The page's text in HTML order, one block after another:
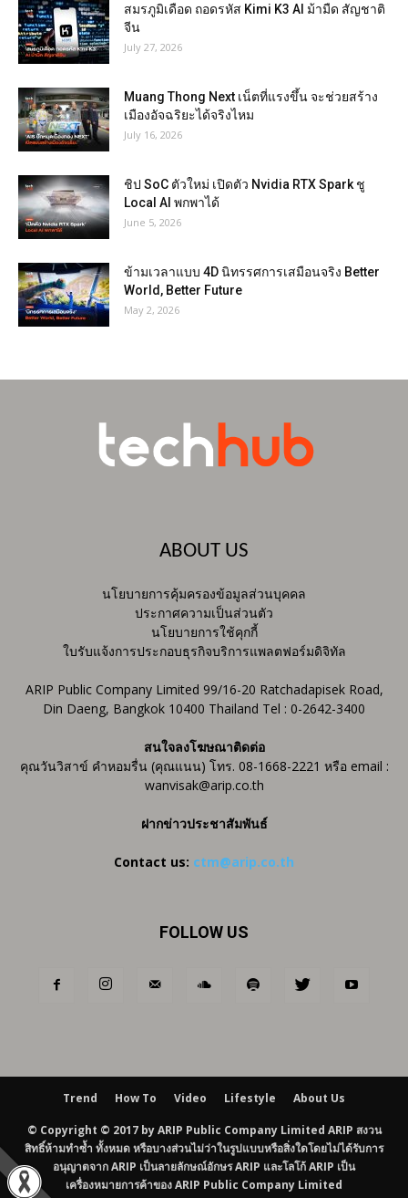
สมรภูมิเดือด ถอดรหัส Kimi K3 AI ม้ามืด สัญชาติ
จีน
July 27, 2026
Muang Thong Next เน็ตที่แรงขึ้น จะช่วยสร้าง
เมืองอัจฉริยะได้จริงไหม
July 16, 2026
ชิป SoC ตัวใหม่ เปิดตัว Nvidia RTX Spark ชู
Local AI พกพาได้
June 5, 2026
ข้ามเวลาแบบ 4D นิทรรศการเสมือนจริง Better
World, Better Future
May 2, 2026
ABOUT US
นโยบายการคุ้มครองข้อมูลส่วนบุคคล
ประกาศความเป็นส่วนตัว
นโยบายการใช้คุกกี้
ใบรับแจ้งการประกอบธุรกิจบริการแพลตฟอร์มดิจิทัล
ARIP Public Company Limited 99/16-20 Ratchadapisek Road,
Din Daeng, Bangkok 10400 Thailand Tel : 0-2642-3400
สนใจลงโฆษณาติดต่อ
คุณวันวิสาข์ คำหอมรื่น (คุณแนน) โทร. 08-1668-2221 หรือ email :
wanvisak@arip.co.th
ฝากข่าวประชาสัมพันธ์
Contact us: ctm@arip.co.th
FOLLOW US
Trend How To Video Lifestyle About Us
© Copyright © 2017 by ARIP Public Company Limited ARIP สงวน
สิทธิ์ห้ามทำซ้ำ ทั้งหมด หรือบางส่วนไม่ว่าในรูปแบบหรือสิ่งใดโดยไม่ได้รับการ
อนุญาตจาก ARIP เป็นลายลักษณ์อักษร ARIP และโลโก้ ARIP เป็น
เครื่องหมายการค้าของ ARIP Public Company Limited